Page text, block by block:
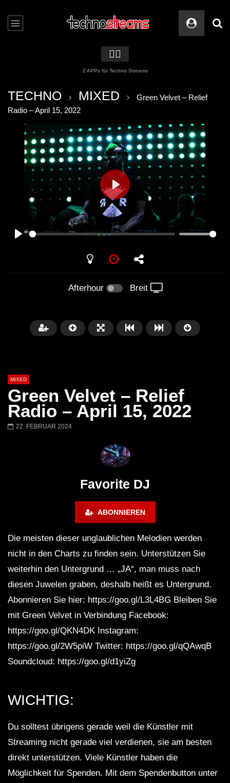
🏳️‍🌈
2 APPs für Techno Streams
TECHNO MIXED
Green Velvet – Relief
Radio – April 15, 2022
PLAY
Afterhour Breit
MIXED
Green Velvet – Relief
Radio – April 15, 2022
22. FEBRUAR 2024
Favorite DJ
ABONNIEREN
Die meisten dieser unglaublichen Melodien werden
nicht in den Charts zu finden sein. Unterstützen Sie
weiterhin den Untergrund … „JA“, man muss nach
diesen Juwelen graben, deshalb heißt es Untergrund.
Abonnieren Sie hier: https://goo.gl/L3L4BG Bleiben Sie
mit Green Velvet in Verbindung Facebook:
https://goo.gl/QKN4DK Instagram:
https://goo.gl/2W5piW Twitter: https://goo.gl/qQAwqB
Soundcloud: https://goo.gl/d1yiZg
WICHTIG:
Du solltest übrigens gerade weil die Künstler mit
Streaming nicht gerade viel verdienen, sie am besten
direkt unterstützen. Viele Künstler haben die
Möglichkeit für Spenden. Mit dem Spendenbutton unter